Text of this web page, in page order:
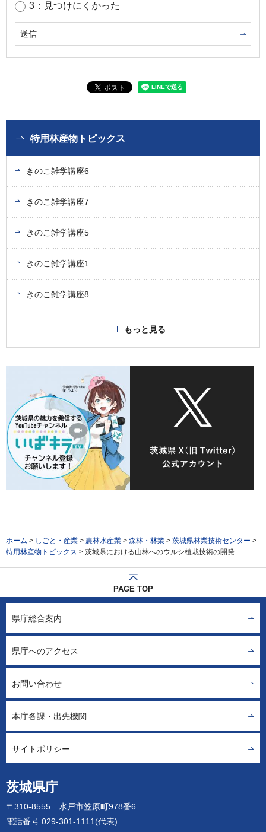
3：見つけにくかった
特用林産物トピックス
きのこ雑学講座6
きのこ雑学講座7
きのこ雑学講座5
きのこ雑学講座1
きのこ雑学講座8
もっと見る
ホーム > しごと・産業 > 農林水産業 > 森林・林業 > 茨城県林業技術センター >
特用林産物トピックス > 茨城県における山林へのウルシ植栽技術の開発
PAGE TOP
茨城県庁
〒310-8555 水戸市笠原町978番6
電話番号 029-301-1111(代表)
県庁総合案内
県庁へのアクセス
お問い合わせ
本庁各課・出先機関
サイトポリシー